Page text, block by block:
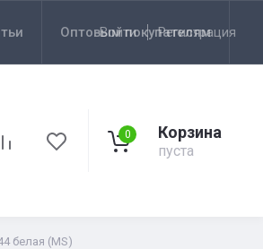
Оптовым покупателям
Войти Регистрация
0 Корзина
пуста
белая (MS)